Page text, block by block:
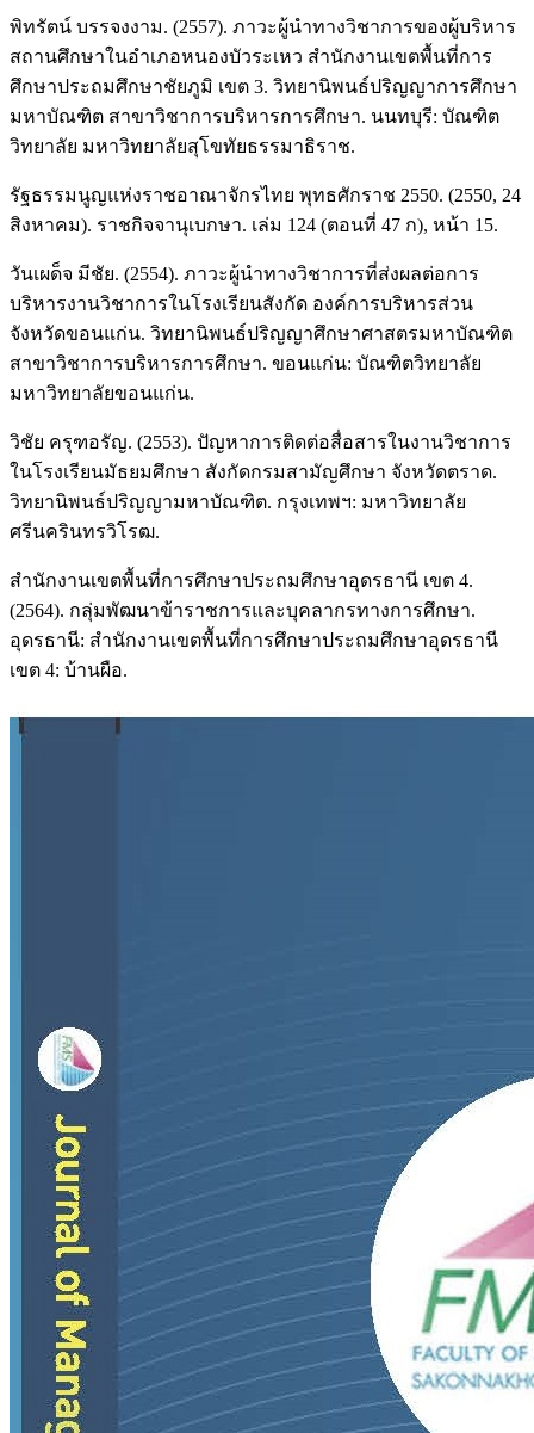
พิทรัตน์ บรรจงงาม. (2557). ภาวะผู้นำทางวิชาการของผู้บริหาร
สถานศึกษาในอำเภอหนองบัวระเหว สำนักงานเขตพื้นที่การ
ศึกษาประถมศึกษาชัยภูมิ เขต 3. วิทยานิพนธ์ปริญญาการศึกษา
มหาบัณฑิต สาขาวิชาการบริหารการศึกษา. นนทบุรี: บัณฑิต
วิทยาลัย มหาวิทยาลัยสุโขทัยธรรมาธิราช.
รัฐธรรมนูญแห่งราชอาณาจักรไทย พุทธศักราช 2550. (2550, 24
สิงหาคม). ราชกิจจานุเบกษา. เล่ม 124 (ตอนที่ 47 ก), หน้า 15.
วันเผด็จ มีชัย. (2554). ภาวะผู้นำทางวิชาการที่ส่งผลต่อการ
บริหารงานวิชาการในโรงเรียนสังกัด องค์การบริหารส่วน
จังหวัดขอนแก่น. วิทยานิพนธ์ปริญญาศึกษาศาสตรมหาบัณฑิต
สาขาวิชาการบริหารการศึกษา. ขอนแก่น: บัณฑิตวิทยาลัย
มหาวิทยาลัยขอนแก่น.
วิชัย ครุฑอรัญ. (2553). ปัญหาการติดต่อสื่อสารในงานวิชาการ
ในโรงเรียนมัธยมศึกษา สังกัดกรมสามัญศึกษา จังหวัดตราด.
วิทยานิพนธ์ปริญญามหาบัณฑิต. กรุงเทพฯ: มหาวิทยาลัย
ศรีนครินทรวิโรฒ.
สำนักงานเขตพื้นที่การศึกษาประถมศึกษาอุดรธานี เขต 4.
(2564). กลุ่มพัฒนาข้าราชการและบุคลากรทางการศึกษา.
อุดรธานี: สำนักงานเขตพื้นที่การศึกษาประถมศึกษาอุดรธานี
เขต 4: บ้านผือ.